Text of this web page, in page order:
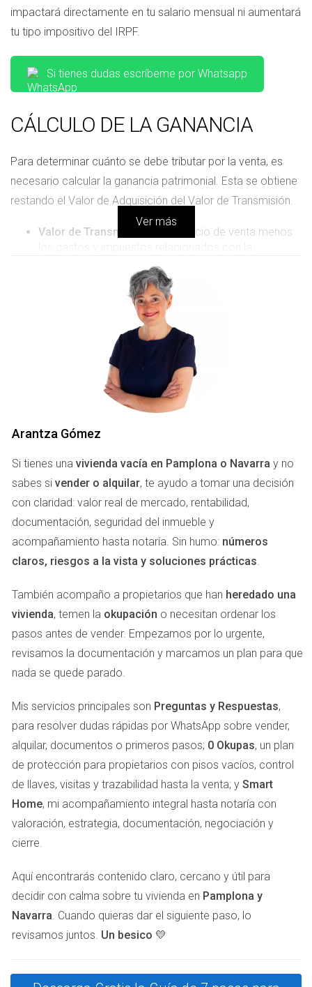
impactará directamente en tu salario mensual ni aumentará
tu tipo impositivo del IRPF.
Si tienes dudas escríbeme por Whatsapp
CÁLCULO DE LA GANANCIA
Para determinar cuánto se debe tributar por la venta, es
necesario calcular la ganancia patrimonial. Esta se obtiene
restando el Valor de Adquisición del Valor de Transmisión.
Valor de Transmisión:
Es el precio de venta menos
Valor de Adquisición:Incluye el precio de compra
más cualquier gasto o reforma realizada en el
Caso Práctico: Ejemplo de Cálculo
Imagina que vendes tu casa por 250,000 euros. Si pagaste
200,000 euros por ella y realizaste reformas por valor de
30,000 euros, tu cálculo sería:
Valor de Transmisión: 250,000 - gastos (10,000) =
Valor de Adquisición: 200,000 + 30,000 = 230,000
euros
ESCALA DE GRAVAMEN EN
NAVARRA
La tributación sobre las ganancias patrimoniales en
Navarra sigue una escala progresiva. Los tipos impositivos
comienzan en el 19%, pero hay tramos adicionales que
pueden llegar hasta el 23%. Aquí te presento una breve
descripción:
Hasta 6,000 euros: 19%
A partir de 50,001 euros: 23%
EXENCIONES CLAVE
Hay ciertas exenciones que pueden beneficiar a los
vendedores y disminuir su carga fiscal:
total obtenido en la compra de otra vivienda habitual.
Exención para mayores de 70 años:
Quienes venden
su vivienda habitual y tienen más de 70 años están
exentos del impuesto.
fiscales, no dudes en consultar a un experto."
Ver más
Arantza Gómez
Si tienes una vivienda vacía en Pamplona o Navarra y no
sabes si vender o alquilar, te ayudo a tomar una decisión
con claridad: valor real de mercado, rentabilidad,
documentación, seguridad del inmueble y
acompañamiento hasta notaría. Sin humo: números
claros, riesgos a la vista y soluciones prácticas.
También acompaño a propietarios que han heredado una
vivienda, temen la okupación o necesitan ordenar los
pasos antes de vender. Empezamos por lo urgente,
revisamos la documentación y marcamos un plan para que
nada se quede parado.
Mis servicios principales son Preguntas y Respuestas,
para resolver dudas rápidas por WhatsApp sobre vender,
alquilar, documentos o primeros pasos; 0 Okupas, un plan
de protección para propietarios con pisos vacíos, control
de llaves, visitas y trazabilidad hasta la venta; y Smart
Home, mi acompañamiento integral hasta notaría con
valoración, estrategia, documentación, negociación y
cierre.
Aquí encontrarás contenido claro, cercano y útil para
decidir con calma sobre tu vivienda en Pamplona y
Navarra. Cuando quieras dar el siguiente paso, lo
revisamos juntos. Un besico 💛